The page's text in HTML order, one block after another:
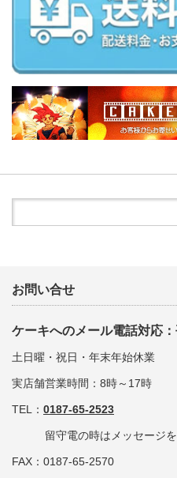
お問い合せ
ケーキへのメール電話対応
土日曜・祝日・年末年始休業
実店舗営業時間：8時～17時
TEL： 0187-65-2523
留守電の時はメッセージを
FAX：0187-65-2570